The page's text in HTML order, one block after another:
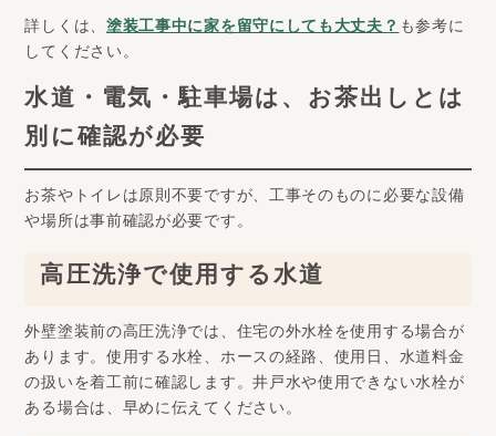
詳しくは、 塗装工事中に家を留守にしても大丈夫？も参考に
してください。
水道・電気・駐車場は、お茶出しとは
別に確認が必要
お茶やトイレは原則不要ですが、工事そのものに必要な設備
や場所は事前確認が必要です。
高圧洗浄で使用する水道
外壁塗装前の高圧洗浄では、住宅の外水栓を使用する場合が
あります。使用する水栓、ホースの経路、使用日、水道料金
の扱いを着工前に確認します。井戸水や使用できない水栓が
ある場合は、早めに伝えてください。